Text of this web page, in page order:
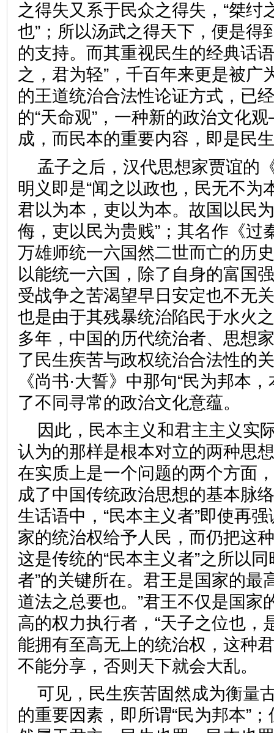
之得失又系于民众之得失，“桀纣
也”；所以汤武之得天下，便是得
的支持。而其重视民生的经典话
之，君为轻”，千百年来更是被广
的王道统治合法性论证方式，已
的“天命观”，一种新的政治文化
成，而民本的重要内容，即
孟子之后，汉代思想家贾谊的
明义即是“闻之以政也，民无不为
君以为本，吏以为本。故国以民
侮，吏以民为贵贱”；其名作《过
万雄师统一六国然二世而亡的历
以能统一六国，除了自身的富国
受战争之苦渴望早日安定也不无
也是由于其残暴统治陷民于水火
多年，中国的历代统治者、思想
了民生疾苦与政权统治合法性的
《尚书·大誓》中那句“民为邦本
了不同寻常的政治文化意蕴
因此，民本主义和君主主义实
认为的那样是根本对立的两种思
在实质上是一个问题的两个方面
成了中国传统政治思想的基本脉
生话语中，“民本主义者”即使再
家的统治权给予人民，而仍把这
这是传统的“民本主义者”之所以
者”的关键所在。君王是国家的最
道法之总要也。”君王不仅是国家
高的权力执行者，“天子之位也，
能拥有至高无上的统治权，这种
不能分享，否则天下就会大
可见，民生疾苦固然成为衡量
的重要因素，即所谓“民为邦本”